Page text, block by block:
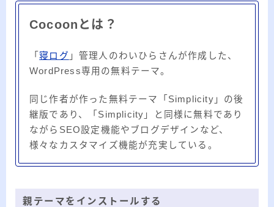
Cocoonとは？
「寝ログ 」管理人のわいひらさんが作成した、
WordPress専用の無料テーマ。
同じ作者が作った無料テーマ「Simplicity」の後
継版であり、「Simplicity」と同様に無料であり
ながらSEO設定機能やブログデザインなど、
様々なカスタマイズ機能が充実している。
親テーマをインストールする